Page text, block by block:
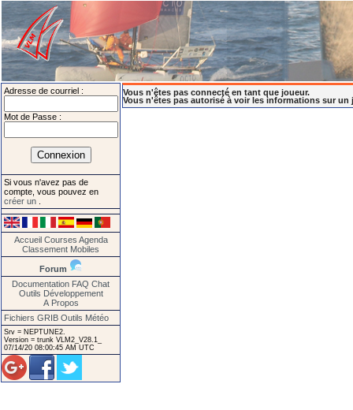
Adresse de courriel :
Mot de Passe :
Si vous n'avez pas de
compte, vous pouvez en
créer un
Accueil Courses Agenda
Classement Mobiles
Forum
Documentation FAQ Chat
Outils Développement
A Propos
Fichiers GRIB Outils Météo
Srv = NEPTUNE2.
Version = trunk VLM2_V28.1_
07/14/20 08:00:45 AM UTC
Vous n'êtes pas connecté en tant que joueur.
Vous n'êtes pas autorisé à voir les informations sur un